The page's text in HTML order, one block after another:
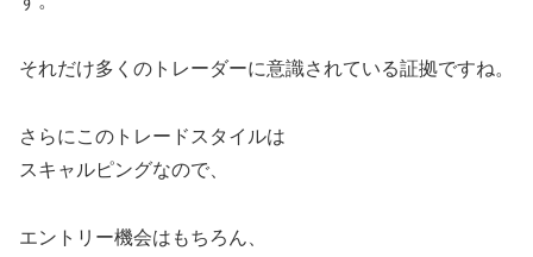
それだけ多くのトレーダーに意識されている証拠ですね。
さらにこのトレードスタイルは
スキャルピングなので、
エントリー機会はもちろん、